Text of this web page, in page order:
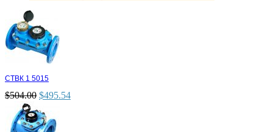
СТВК 1 5015
$504.00 $495.54